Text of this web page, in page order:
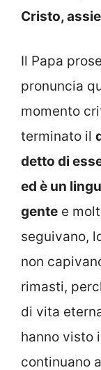
Cristo,
Il Papa
pronuncia
momento
terminato il
detto di
ed è un
gente e
seguivano,
non
rimasti,
di vita
hanno visto
continuano